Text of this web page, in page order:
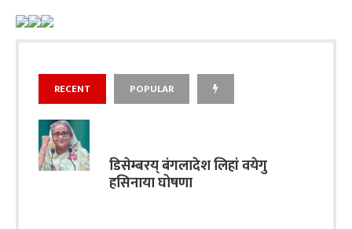
RECENT POPULAR
डिसेम्बरय् बंगलादेश लिहां वयेगु
हसिनाया घोषणा